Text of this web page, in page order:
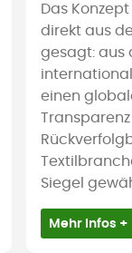
Das
direkt aus
gesagt: aus
einen
Siegel
Mehr Infos +